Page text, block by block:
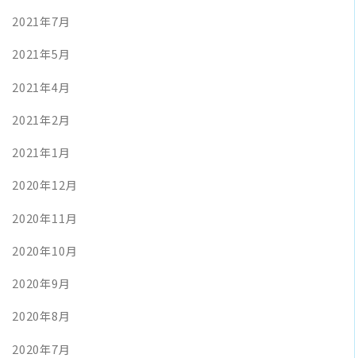
2021年7月
2021年5月
2021年4月
2021年2月
2021年1月
2020年12月
2020年11月
2020年10月
2020年9月
2020年8月
2020年7月